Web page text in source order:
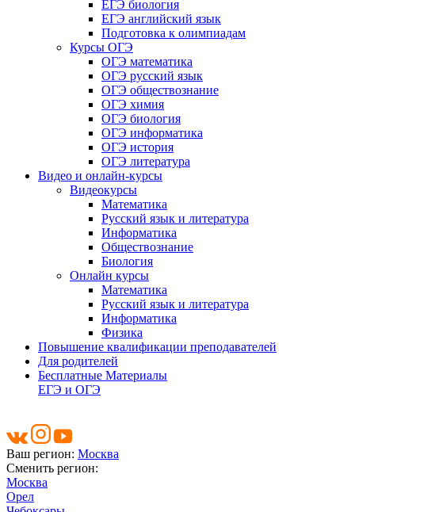
ЕГЭ биология
ЕГЭ английский язык
Подготовка к олимпиадам
Курсы ОГЭ
ОГЭ математика
ОГЭ русский язык
ОГЭ обществознание
ОГЭ химия
ОГЭ биология
ОГЭ информатика
ОГЭ история
ОГЭ литература
Видео и онлайн-курсы
Видеокурсы
Математика
Русский язык и литература
Информатика
Обществознание
Биология
Онлайн курсы
Математика
Русский язык и литература
Информатика
Физика
Повышение квалификации преподавателей
Для родителей
Бесплатные Материалы
ЕГЭ и ОГЭ
Ваш регион: Москва
Сменить регион:
Москва
Орел